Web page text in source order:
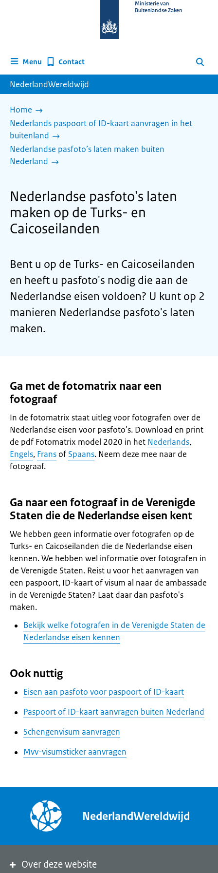
homepage
Ministerie van
Buitenlandse Zaken
Menu Contact Zoeken
NederlandWereldwijd
Home
Nederlands paspoort of ID-kaart aanvragen in het
buitenland
Nederlandse pasfoto’s laten maken buiten
Nederland
Nederlandse pasfoto's laten
maken op de Turks- en
Caicoseilanden
Bent u op de Turks- en Caicoseilanden
en heeft u pasfoto's nodig die aan de
Nederlandse eisen voldoen? U kunt op 2
manieren Nederlandse pasfoto's laten
maken.
Ga met de fotomatrix naar een
fotograaf
In de fotomatrix staat uitleg voor fotografen over de
Nederlandse eisen voor pasfoto's. Download en print
de pdf Fotomatrix model 2020 in het Nederlands,
Engels, Frans of Spaans. Neem deze mee naar de
fotograaf.
Ga naar een fotograaf in de Verenigde
Staten die de Nederlandse eisen kent
We hebben geen informatie over fotografen op de
Turks- en Caicoseilanden die de Nederlandse eisen
kennen. We hebben wel informatie over fotografen in
de Verenigde Staten. Reist u voor het aanvragen van
een paspoort, ID-kaart of visum al naar de ambassade
in de Verenigde Staten? Laat daar dan pasfoto's
maken.
Bekijk welke fotografen in de Verenigde Staten de
Nederlandse eisen kennen
Ook nuttig
Eisen aan pasfoto voor paspoort of ID-kaart
Paspoort of ID-kaart aanvragen buiten Nederland
Schengenvisum aanvragen
Mvv-visumsticker aanvragen
NederlandWereldwijd
Over deze website